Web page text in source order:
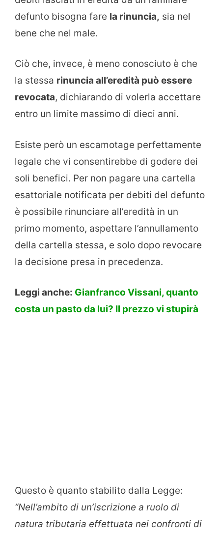
defunto bisogna fare la rinuncia, sia nel
bene che nel male.
Ciò che, invece, è meno conosciuto è che
la stessa rinuncia all’eredità può essere
revocata, dichiarando di volerla accettare
entro un limite massimo di dieci anni.
Esiste però un escamotage perfettamente
legale che vi consentirebbe di godere dei
soli benefici. Per non pagare una cartella
esattoriale notificata per debiti del defunto
è possibile rinunciare all’eredità in un
primo momento, aspettare l’annullamento
della cartella stessa, e solo dopo revocare
la decisione presa in precedenza.
Leggi anche: Gianfranco Vissani, quanto
costa un pasto da lui? Il prezzo vi stupirà
Questo è quanto stabilito dalla Legge:
“Nell’ambito di un’iscrizione a ruolo di
natura tributaria effettuata nei confronti di